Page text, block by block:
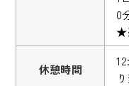
0
★
休憩時間